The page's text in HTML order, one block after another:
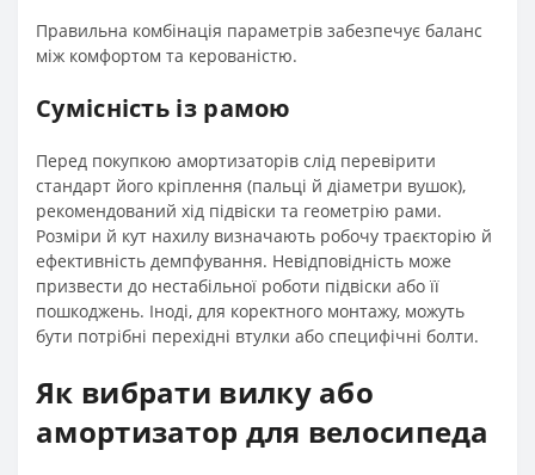
Правильна комбінація параметрів забезпечує баланс
між комфортом та керованістю.
Сумісність із рамою
Перед покупкою амортизаторів слід перевірити
стандарт його кріплення (пальці й діаметри вушок),
рекомендований хід підвіски та геометрію рами.
Розміри й кут нахилу визначають робочу траєкторію й
ефективність демпфування. Невідповідність може
призвести до нестабільної роботи підвіски або її
пошкоджень. Іноді, для коректного монтажу, можуть
бути потрібні перехідні втулки або специфічні болти.
Як вибрати вилку або
амортизатор для велосипеда